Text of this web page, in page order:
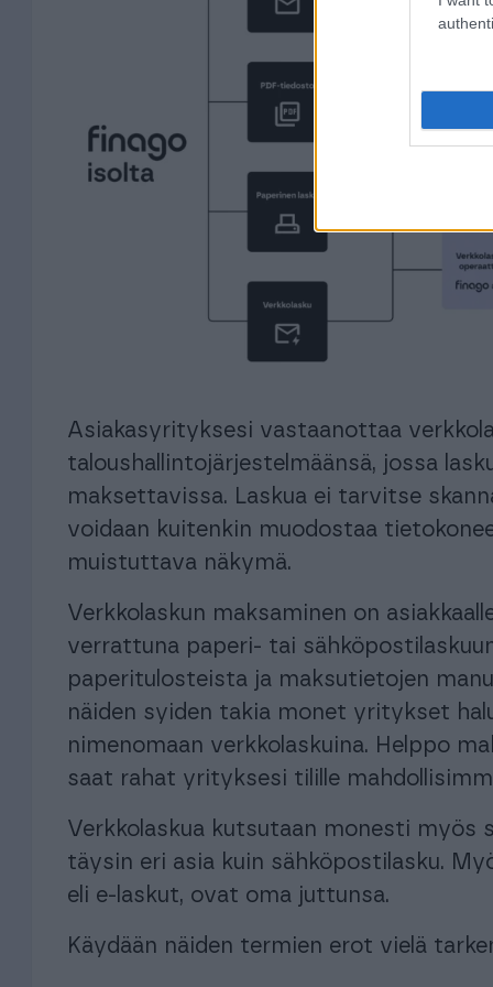
Asiakasyrityksesi vastaanottaa
taloushallintojärjestelmäänsä, jossa
maksettavissa. Laskua ei tarvitse
voidaan kuitenkin muodostaa
muistuttava näkymä.
Verkkolaskun maksaminen on
verrattuna paperi- tai
paperitulosteista ja maksutietojen
näiden syiden takia monet yritykset
nimenomaan verkkolaskuina. Helppo
saat rahat yrityksesi tilille
Verkkolaskua kutsutaan monesti myös
täysin eri asia kuin sähköpostilasku.
eli e-laskut, ovat oma juttunsa.
Käydään näiden termien erot vielä